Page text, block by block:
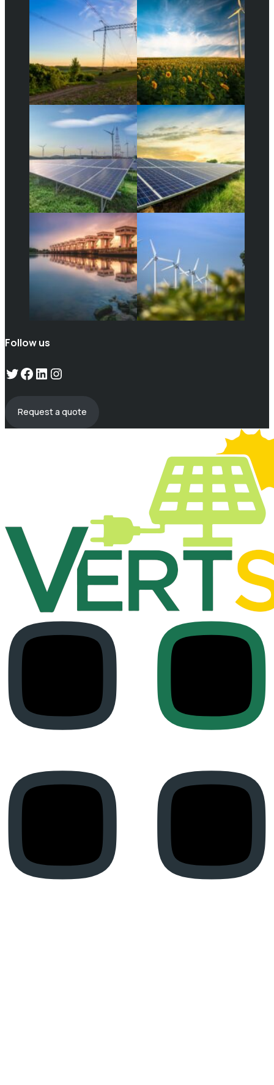
Follow us
Twitter
Facebook
LinkedIn
Instagram
Request a quote